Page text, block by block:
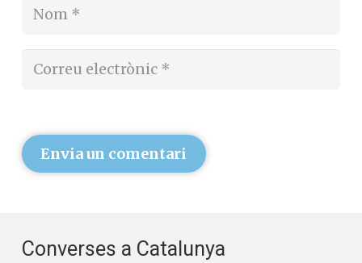
Envia un comentari
Converses a Catalunya